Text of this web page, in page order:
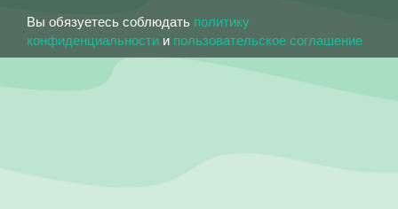
Вы обязуетесь соблюдать политику
конфиденциальности и пользовательское соглашение